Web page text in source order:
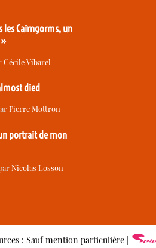
les Cairngorms, un
Cécile Vibarel
died
Pierre Mottron
un portrait de mon
Nicolas Losson
: Sauf mention particulière |